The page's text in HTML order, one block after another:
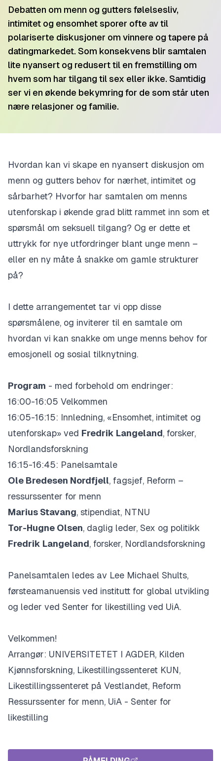
Debatten om menn og gutters følelsesliv,
intimitet og ensomhet sporer ofte av til
polariserte diskusjoner om vinnere og tapere på
datingmarkedet. Som konsekvens blir samtalen
lite nyansert og redusert til en fremstilling om
hvem som har tilgang til sex eller ikke. Samtidig
ser vi en økende bekymring for de som står uten
nære relasjoner og familie.
Hvordan kan vi skape en nyansert diskusjon om
menn og gutters behov for nærhet, intimitet og
sårbarhet? Hvorfor har samtalen om menns
utenforskap i økende grad blitt rammet inn som et
spørsmål om seksuell tilgang? Og er dette et
uttrykk for nye utfordringer blant unge menn –
eller en ny måte å snakke om gamle strukturer
på?
I dette arrangementet tar vi opp disse
spørsmålene, og inviterer til en samtale om
hvordan vi kan snakke om unge menns behov for
emosjonell og sosial tilknytning.
Program - med forbehold om endringer:
16:00-16:05 Velkommen
16:05-16:15: Innledning, «Ensomhet, intimitet og
utenforskap» ved Fredrik Langeland, forsker,
Nordlandsforskning
16:15-16:45: Panelsamtale
Ole Bredesen Nordfjell, fagsjef, Reform –
ressurssenter for menn
Marius Stavang, stipendiat, NTNU
Tor-Hugne Olsen, daglig leder, Sex og politikk
Fredrik Langeland, forsker, Nordlandsforskning
Panelsamtalen ledes av Lee Michael Shults,
førsteamanuensis ved institutt for global utvikling
og leder ved Senter for likestilling ved UiA.
Velkommen!
Arrangør: UNIVERSITETET I AGDER, Kilden
Kjønnsforskning, Likestillingssenteret KUN,
Likestillingssenteret på Vestlandet, Reform
Ressurssenter for menn, UiA - Senter for
likestilling